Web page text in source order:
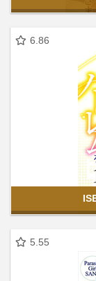
6.86
5.55